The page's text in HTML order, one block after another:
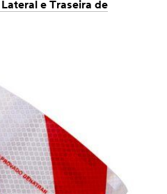
e Traseira de